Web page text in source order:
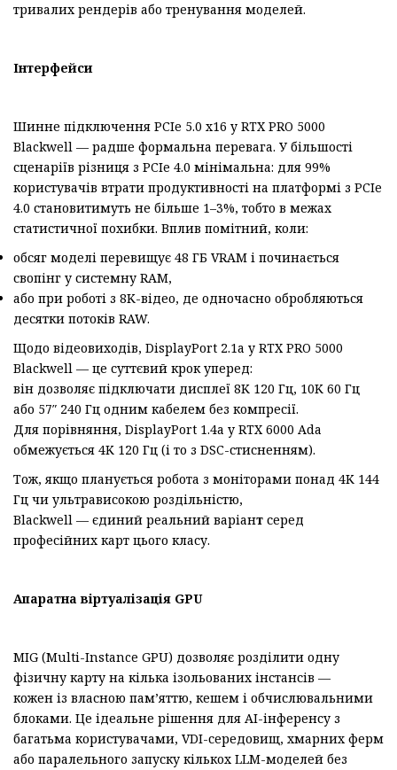
тривалих рендерів або тренування моделей.
Інтерфейси
Шинне підключення PCIe 5.0 x16 у RTX PRO 5000
Blackwell — радше формальна перевага. У більшості
сценаріїв різниця з PCIe 4.0 мінімальна: для 99%
користувачів втрати продуктивності на платформі з PCIe
4.0 становитимуть не більше 1–3%, тобто в межах
статистичної похибки. Вплив помітний, коли:
обсяг моделі перевищує 48 ГБ VRAM і починається
свопінг у системну RAM,
або при роботі з 8K-відео, де одночасно обробляються
десятки потоків RAW.
Щодо відеовиходів, DisplayPort 2.1a у RTX PRO 5000
Blackwell — це суттєвий крок уперед:
він дозволяє підключати дисплеї 8K 120 Гц, 10K 60 Гц
або 57″ 240 Гц одним кабелем без компресії.
Для порівняння, DisplayPort 1.4a у RTX 6000 Ada
обмежується 4K 120 Гц (і то з DSC-стисненням).
Тож, якщо планується робота з моніторами понад 4K 144
Гц чи ультрависокою роздільністю,
Blackwell — єдиний реальний варіант серед
професійних карт цього класу.
Апаратна віртуалізація GPU
MIG (Multi-Instance GPU) дозволяє розділити одну
фізичну карту на кілька ізольованих інстансів —
кожен із власною пам’яттю, кешем і обчислювальними
блоками. Це ідеальне рішення для AI-інференсу з
багатьма користувачами, VDI-середовищ, хмарних ферм
або паралельного запуску кількох LLM-моделей без